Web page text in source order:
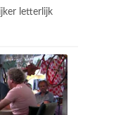
letterlijk